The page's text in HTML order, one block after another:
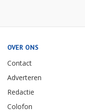
OVER ONS
Contact
Adverteren
Redactie
Colofon